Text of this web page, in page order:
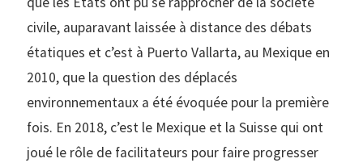
civile, auparavant laissée à distance des débats
étatiques et c’est à Puerto Vallarta, au Mexique en
2010, que la question des déplacés
environnementaux a été évoquée pour la première
fois. En 2018, c’est le Mexique et la Suisse qui ont
joué le rôle de facilitateurs pour faire progresser